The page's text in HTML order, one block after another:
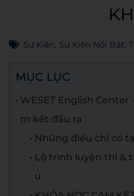
Sự Kiện, Sự Kiện Nổi Bật,
MỤC LỤC
WESET English
m kết đầu ra
Những điều chỉ có
Lộ trình luyện thi &
u